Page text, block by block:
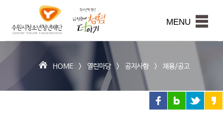
본문내용 바로가기
시
청
소
년
청
년
재
단
MENU
HOME >열린마당>공지사항>채용/공고